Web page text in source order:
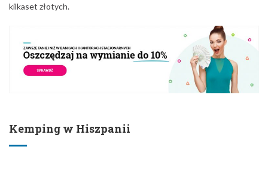
kilkaset złotych.
Kemping w Hiszpanii